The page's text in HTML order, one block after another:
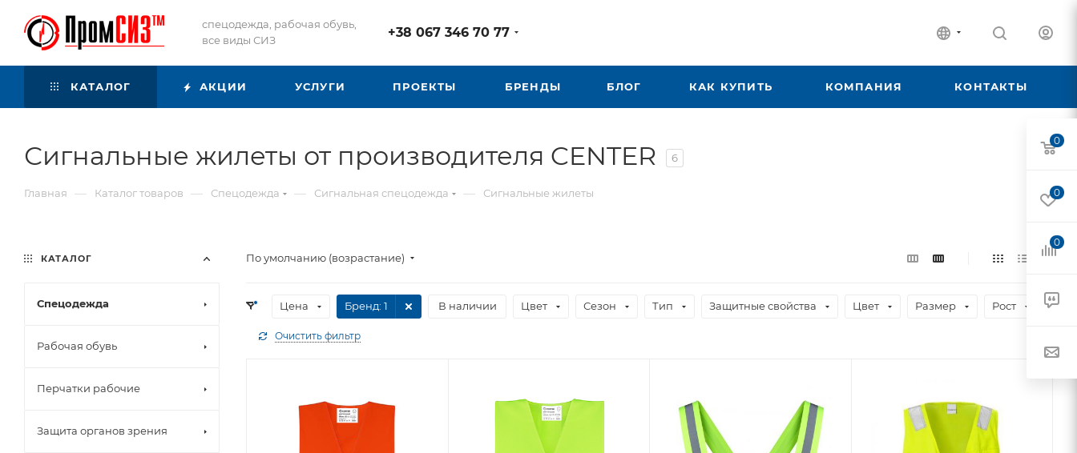
спецодежда, рабочая обувь,
все виды СИЗ
+38 067 346 70 77
КАТАЛОГ АКЦИИ УСЛУГИ ПРОЕКТЫ БРЕНДЫ БЛОГ КАК КУПИТЬ КОМПАНИЯ КОНТАКТЫ
Сигнальные жилеты от производителя CENTER 6
Главная — Каталог товаров — Спецодежда — Сигнальная спецодежда — Сигнальные жилеты
По умолчанию (возрастание)
Цена Бренд: 1 В наличии Цвет Сезон Тип Защитные свойства Цвет Размер Рост
Очистить фильтр
КАТАЛОГ
Спецодежда
Рабочая обувь
Перчатки рабочие
Защита органов зрения
0
0
0